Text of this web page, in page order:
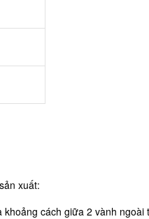
xuất:
cách giữa 2 vành